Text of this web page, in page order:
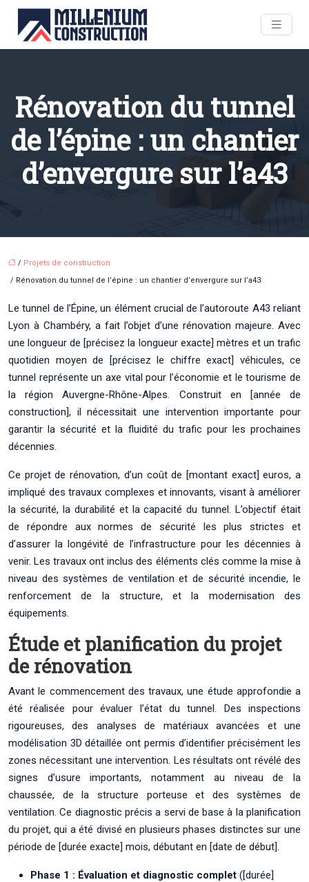
Rénovation du tunnel
de l’épine : un chantier
d’envergure sur l’a43
/ Projets de construction
/ Rénovation du tunnel de l’épine : un chantier d’envergure sur l’a43
Le tunnel de l’Épine, un élément crucial de l’autoroute A43 reliant
Lyon à Chambéry, a fait l’objet d’une rénovation majeure. Avec
une longueur de [précisez la longueur exacte] mètres et un trafic
quotidien moyen de [précisez le chiffre exact] véhicules, ce
tunnel représente un axe vital pour l’économie et le tourisme de
la région Auvergne-Rhône-Alpes. Construit en [année de
construction], il nécessitait une intervention importante pour
garantir la sécurité et la fluidité du trafic pour les prochaines
décennies.
Ce projet de rénovation, d’un coût de [montant exact] euros, a
impliqué des travaux complexes et innovants, visant à améliorer
la sécurité, la durabilité et la capacité du tunnel. L’objectif était
de répondre aux normes de sécurité les plus strictes et
d’assurer la longévité de l’infrastructure pour les décennies à
venir. Les travaux ont inclus des éléments clés comme la mise à
niveau des systèmes de ventilation et de sécurité incendie, le
renforcement de la structure, et la modernisation des
équipements.
Étude et planification du projet
de rénovation
Avant le commencement des travaux, une étude approfondie a
été réalisée pour évaluer l’état du tunnel. Des inspections
rigoureuses, des analyses de matériaux avancées et une
modélisation 3D détaillée ont permis d’identifier précisément les
zones nécessitant une intervention. Les résultats ont révélé des
signes d’usure importants, notamment au niveau de la
chaussée, de la structure porteuse et des systèmes de
ventilation. Ce diagnostic précis a servi de base à la planification
du projet, qui a été divisé en plusieurs phases distinctes sur une
période de [durée exacte] mois, débutant en [date de début].
Phase 1 : Évaluation et diagnostic complet ([durée]